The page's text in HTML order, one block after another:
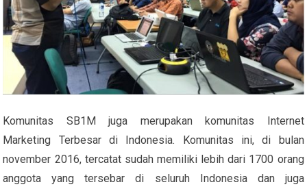
Komunitas SB1M juga merupakan komunitas Internet
Marketing Terbesar di Indonesia. Komunitas ini, di bulan
november 2016, tercatat sudah memiliki lebih dari 1700 orang
anggota yang tersebar di seluruh Indonesia dan juga